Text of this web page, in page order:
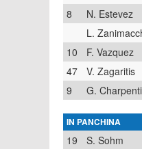
8
N. Estevez
L.
10
F. Vazquez
47
V. Zagaritis
9 G.
IN PANCHINA
19 S. Sohm